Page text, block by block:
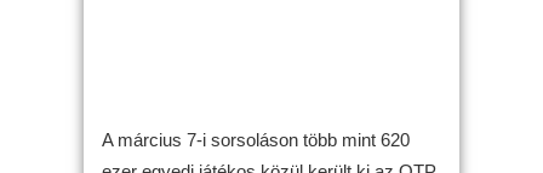
A március 7-i sorsoláson több mint 620